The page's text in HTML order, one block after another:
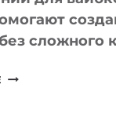
сложного